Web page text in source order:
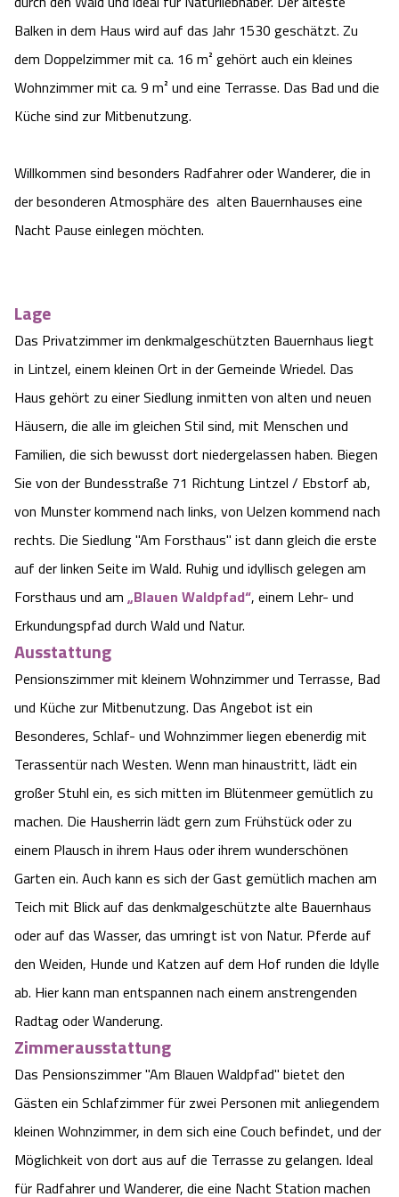
Urlaub auf dem Bauernhof
Urlaub mit Hund
Last Minute
Anreise
Shop
Angebote
Kontakt
Reiten
Kutschen
Regionale Küche
Tiere
HeideSpezialitäten
Urlaub mit Hund
Urlaub auf dem Bauernhof
Landschaftsführungen
Veranstaltungen
Wildpark Lüneburger Heide
Wildpark Schwarze Berge
Otter Zentrum
Wildpark Müden
Snow World Bispingen
Das verrückte Haus
Battle Kart Bispingen
Adventure District Bispingen
Unterkünfte
Veranstaltungen
Shopping Celle
Kulinarisches Celle
Balken in dem Haus wird auf das Jahr 1530 geschätzt. Zu
dem Doppelzimmer mit ca. 16 m² gehört auch ein kleines
Wohnzimmer mit ca. 9 m² und eine Terrasse. Das Bad und die
Küche sind zur Mitbenutzung.
Willkommen sind besonders Radfahrer oder Wanderer, die in
der besonderen Atmosphäre des alten Bauernhauses eine
Nacht Pause einlegen möchten.
Lage
Das Privatzimmer im denkmalgeschützten Bauernhaus liegt
in Lintzel, einem kleinen Ort in der Gemeinde Wriedel. Das
Haus gehört zu einer Siedlung inmitten von alten und neuen
Häusern, die alle im gleichen Stil sind, mit Menschen und
Familien, die sich bewusst dort niedergelassen haben. Biegen
Sie von der Bundesstraße 71 Richtung Lintzel / Ebstorf ab,
von Munster kommend nach links, von Uelzen kommend nach
rechts. Die Siedlung "Am Forsthaus" ist dann gleich die erste
auf der linken Seite im Wald. Ruhig und idyllisch gelegen am
Forsthaus und am „Blauen Waldpfad“, einem Lehr- und
Erkundungspfad durch Wald und Natur.
Ausstattung
Pensionszimmer mit kleinem Wohnzimmer und Terrasse, Bad
und Küche zur Mitbenutzung. Das Angebot ist ein
Besonderes, Schlaf- und Wohnzimmer liegen ebenerdig mit
Terassentür nach Westen. Wenn man hinaustritt, lädt ein
großer Stuhl ein, es sich mitten im Blütenmeer gemütlich zu
machen. Die Hausherrin lädt gern zum Frühstück oder zu
einem Plausch in ihrem Haus oder ihrem wunderschönen
Garten ein. Auch kann es sich der Gast gemütlich machen am
Teich mit Blick auf das denkmalgeschützte alte Bauernhaus
oder auf das Wasser, das umringt ist von Natur. Pferde auf
den Weiden, Hunde und Katzen auf dem Hof runden die Idylle
ab. Hier kann man entspannen nach einem anstrengenden
Radtag oder Wanderung.
Zimmerausstattung
Das Pensionszimmer "Am Blauen Waldpfad" bietet den
Gästen ein Schlafzimmer für zwei Personen mit anliegendem
kleinen Wohnzimmer, in dem sich eine Couch befindet, und der
Möglichkeit von dort aus auf die Terrasse zu gelangen. Ideal
für Radfahrer und Wanderer, die eine Nacht Station machen